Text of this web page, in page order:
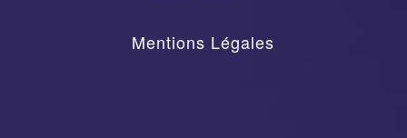
Mentions Légales